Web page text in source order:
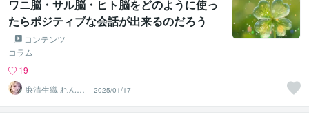
ワニ脳・サル脳・ヒト脳をどのように使っ
たらポジティブな会話が出来るのだろう
か？コンテンツ
コラム
19
廉清生織 れんせ
い さき
2025/01/17